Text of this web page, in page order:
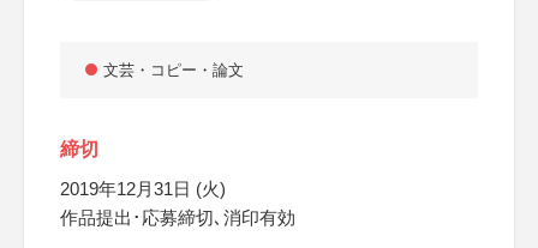
文芸・コピー・論文
締切
2019年12月31日 (火)
作品提出･応募締切､消印有効